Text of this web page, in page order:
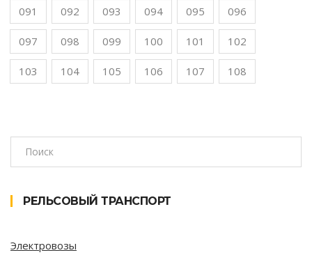
091 092 093 094 095 096
097 098 099 100 101 102
103 104 105 106 107 108
РЕЛЬСОВЫЙ ТРАНСПОРТ
Электровозы